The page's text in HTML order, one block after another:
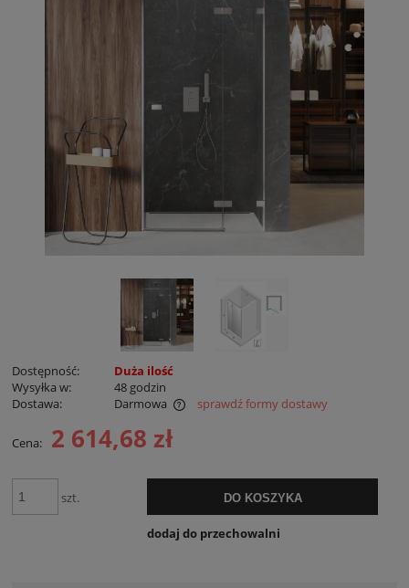
Dostępność:
Duża ilość
Wysyłka w:
48 godzin
Dostawa:
Darmowa
sprawdź formy dostawy
Cena: 2 614,68 zł
szt. DO KOSZYKA
dodaj do przechowalni